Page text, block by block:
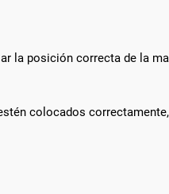
la posición correcta de la
colocados